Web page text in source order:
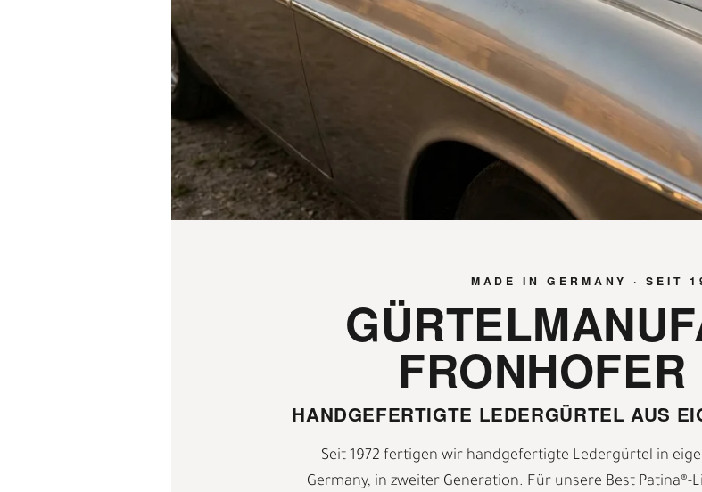
MADE IN GERMANY · SEIT
FRONHOFER
HANDGEFERTIGTE LEDERGÜRTEL AUS
Seit 1972 fertigen wir handgefertigte Ledergürtel in
Germany, in zweiter Generation. Für unsere Best